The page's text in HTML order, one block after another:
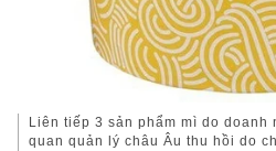
Liên tiếp 3 sản phẩm mì do
quan quản lý châu Âu thu hồi do